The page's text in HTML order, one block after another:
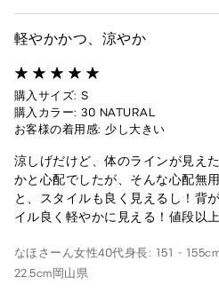
軽やかかつ、涼やか
購入サイズ: S
購入カラー: 30 NATURAL
お客様の着用感: 少し大きい
涼しげだけど、体のラインが見え
かと心配でしたが、そんな心配無
と、スタイルも良く見えるし！背
イル良く軽やかに見える！値段以
なほさーん女性40代身長: 151 -
22.5cm 岡山県